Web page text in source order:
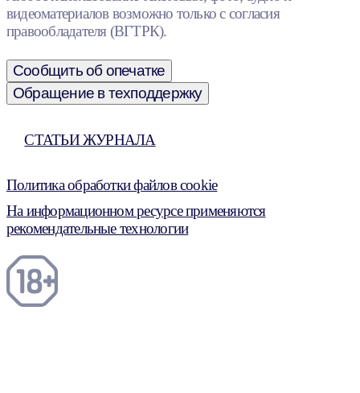
видеоматериалов возможно только с согласия
правообладателя (ВГТРК).
Сообщить об опечатке
Обращение в техподдержку
СТАТЬИ ЖУРНАЛА
Политика обработки файлов cookie
На информационном ресурсе применяются
рекомендательные технологии